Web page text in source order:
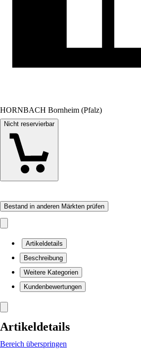
HORNBACH Bornheim (Pfalz)
Nicht reservierbar
Bestand in anderen Märkten prüfen
Artikeldetails
Beschreibung
Weitere Kategorien
Kundenbewertungen
Artikeldetails
Bereich überspringen